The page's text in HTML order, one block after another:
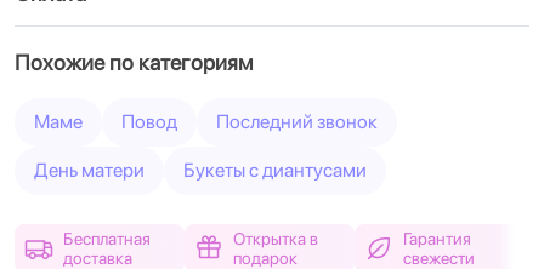
Похожие по категориям
Маме Повод Последний звонок
День матери Букеты с диантусами
Бесплатная
доставка
Открытка в
подарок
Гарантия
свежести